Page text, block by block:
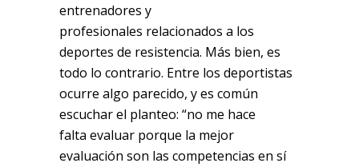
entrenadores y
profesionales relacionados a los
deportes de resistencia. Más bien, es
todo lo contrario. Entre los deportistas
ocurre algo parecido, y es común
escuchar el planteo: “no me hace
falta evaluar porque la mejor
evaluación son las competencias en sí